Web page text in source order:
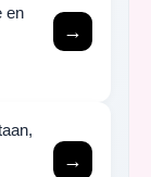
en
→
→